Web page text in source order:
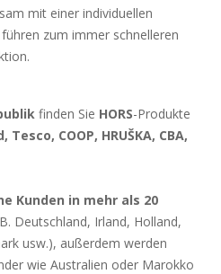
mit einer individuellen
zum immer schnelleren
finden Sie HORS-Produkte
Tesco, COOP, HRUŠKA, CBA,
Kunden in mehr als 20
Deutschland, Irland, Holland,
usw.), außerdem werden
wie Australien oder Marokko